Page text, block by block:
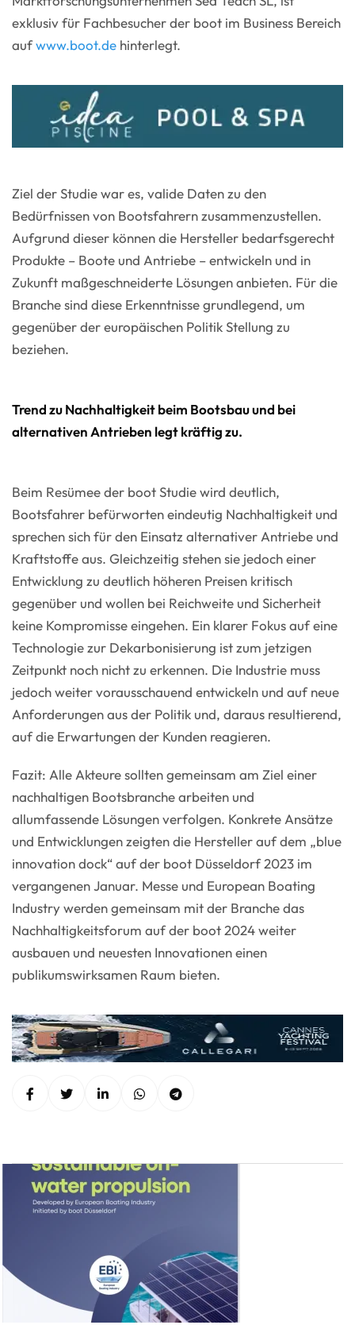
exklusiv für Fachbesucher der boot im Business Bereich
aufwww.boot.de hinterlegt.
Ziel der Studie war es, valide Daten zu den
Bedürfnissen von Bootsfahrern zusammenzustellen.
Aufgrund dieser können die Hersteller bedarfsgerecht
Produkte – Boote und Antriebe – entwickeln und in
Zukunft maßgeschneiderte Lösungen anbieten. Für die
Branche sind diese Erkenntnisse grundlegend, um
gegenüber der europäischen Politik Stellung zu
beziehen.
Trend zu Nachhaltigkeit beim Bootsbau und bei
alternativen Antrieben legt kräftig zu.
Beim Resümee der boot Studie wird deutlich,
Bootsfahrer befürworten eindeutig Nachhaltigkeit und
sprechen sich für den Einsatz alternativer Antriebe und
Kraftstoffe aus. Gleichzeitig stehen sie jedoch einer
Entwicklung zu deutlich höheren Preisen kritisch
gegenüber und wollen bei Reichweite und Sicherheit
keine Kompromisse eingehen. Ein klarer Fokus auf eine
Technologie zur Dekarbonisierung ist zum jetzigen
Zeitpunkt noch nicht zu erkennen. Die Industrie muss
jedoch weiter vorausschauend entwickeln und auf neue
Anforderungen aus der Politik und, daraus resultierend,
auf die Erwartungen der Kunden reagieren.
Fazit: Alle Akteure sollten gemeinsam am Ziel einer
nachhaltigen Bootsbranche arbeiten und
allumfassende Lösungen verfolgen. Konkrete Ansätze
und Entwicklungen zeigten die Hersteller auf dem „blue
innovation dock“ auf der boot Düsseldorf 2023 im
vergangenen Januar. Messe und European Boating
Industry werden gemeinsam mit der Branche das
Nachhaltigkeitsforum auf der boot 2024 weiter
ausbauen und neuesten Innovationen einen
publikumswirksamen Raum bieten.